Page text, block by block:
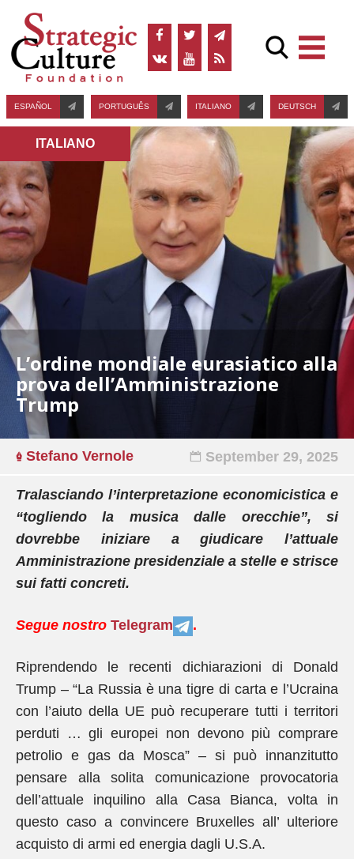
ESPAÑOL PORTUGUÊS ITALIANO DEUTSCH
ITALIANO
L’ordine mondiale eurasiatico alla
prova dell’Amministrazione
Trump
Stefano Vernole September 29, 2025
Tralasciando l’interpretazione economicistica e
“togliendo la musica dalle orecchie”, si
dovrebbe iniziare a giudicare l’attuale
Amministrazione presidenziale a stelle e strisce
sui fatti concreti.
Segue nostro Telegram .
Riprendendo le recenti dichiarazioni di Donald
Trump – “La Russia è una tigre di carta e l’Ucraina
con l’aiuto della UE può recuperare tutti i territori
perduti … gli europei non devono più comprare
petrolio e gas da Mosca” – si può innanzitutto
pensare alla solita comunicazione provocatoria
dell’attuale inquilino alla Casa Bianca, volta in
questo caso a convincere Bruxelles all’ ulteriore
acquisto di armi ed energia dagli U.S.A.